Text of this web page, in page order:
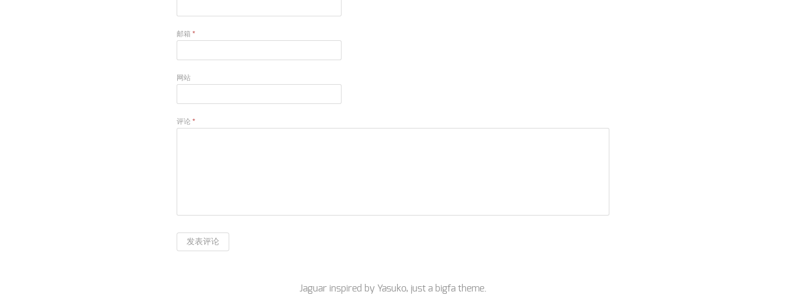
邮箱 *
网站
评论 *
Jaguar inspired by Yasuko, just a bigfa theme.